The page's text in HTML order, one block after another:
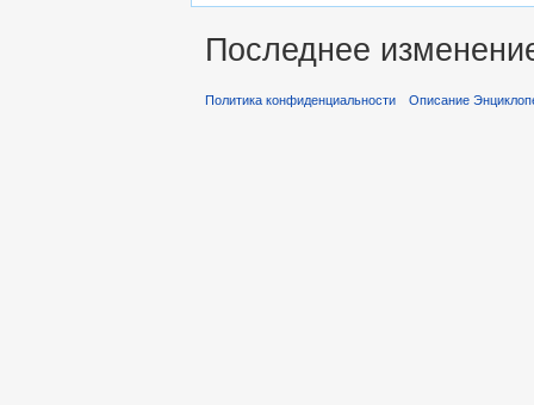
Последнее
Политика конфиденциальности Описание